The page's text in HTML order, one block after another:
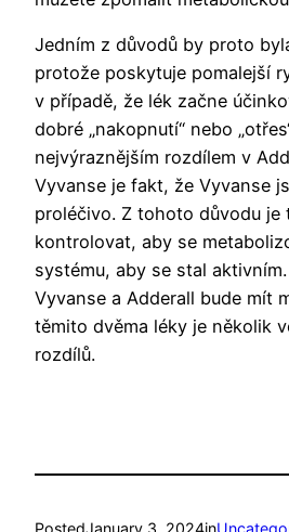
Jedním z důvodů by proto
protože poskytuje pomalejší
v případě, že lék začne
dobré „nakopnutí“ nebo
nejvýraznějším rozdílem v
Vyvanse je fakt, že Vyvanse
proléčivo. Z tohoto důvodu je
kontrolovat, aby se
systému, aby se stal
Vyvanse a Adderall bude mít
těmito dvěma léky je několik
rozdílů.
PostedJanuary 3, 2024in